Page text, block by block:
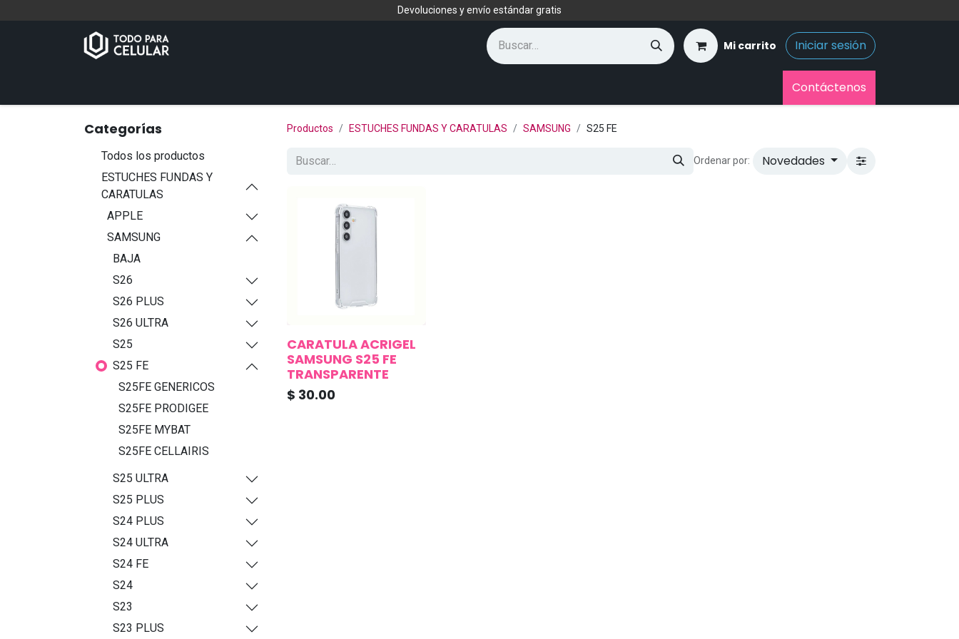
Devoluciones y envío estándar gratis
Mi carrito Iniciar sesión
Contáctenos
Categorías
Todos los productos
ESTUCHES FUNDAS Y
CARATULAS
APPLE
SAMSUNG
BAJA
S26
S26 PLUS
S26 ULTRA
S25
S25 FE
S25FE GENERICOS
S25FE PRODIGEE
S25FE MYBAT
S25FE CELLAIRIS
S25 ULTRA
S25 PLUS
S24 PLUS
S24 ULTRA
S24 FE
S24
S23
S23 PLUS
Productos ESTUCHES FUNDAS Y CARATULAS SAMSUNG S25 FE
Ordenar por: Novedades
CARATULA ACRIGEL
SAMSUNG S25 FE
TRANSPARENTE
$ 30.00